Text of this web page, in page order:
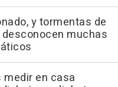
y tormentas de
muchas
medir en casa